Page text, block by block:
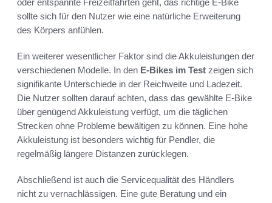
oder entspannte Freizeitfahrten geht, das richtige E-Bike
sollte sich für den Nutzer wie eine natürliche Erweiterung
des Körpers anfühlen.
Ein weiterer wesentlicher Faktor sind die Akkuleistungen der
verschiedenen Modelle. In den E-Bikes im Test zeigen sich
signifikante Unterschiede in der Reichweite und Ladezeit.
Die Nutzer sollten darauf achten, dass das gewählte E-Bike
über genügend Akkuleistung verfügt, um die täglichen
Strecken ohne Probleme bewältigen zu können. Eine hohe
Akkuleistung ist besonders wichtig für Pendler, die
regelmäßig längere Distanzen zurücklegen.
Abschließend ist auch die Servicequalität des Händlers
nicht zu vernachlässigen. Eine gute Beratung und ein